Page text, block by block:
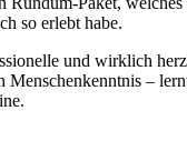
so erlebt habe.
und wirklich
Menschenkenntnis –